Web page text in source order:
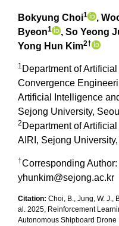
Bokyung Choi1 ,
Byeon1 , So Yeong
Yong Hun Kim2†
1 Department of
Convergence
Artificial Intelligence
Sejong University,
2 Department of
AIRI, Sejong
†Corresponding
yhunkim@sejong.ac.kr
Citation: Choi, B., Jung, W. J.,
al. 2025, Reinforcement
Autonomous Shipboard